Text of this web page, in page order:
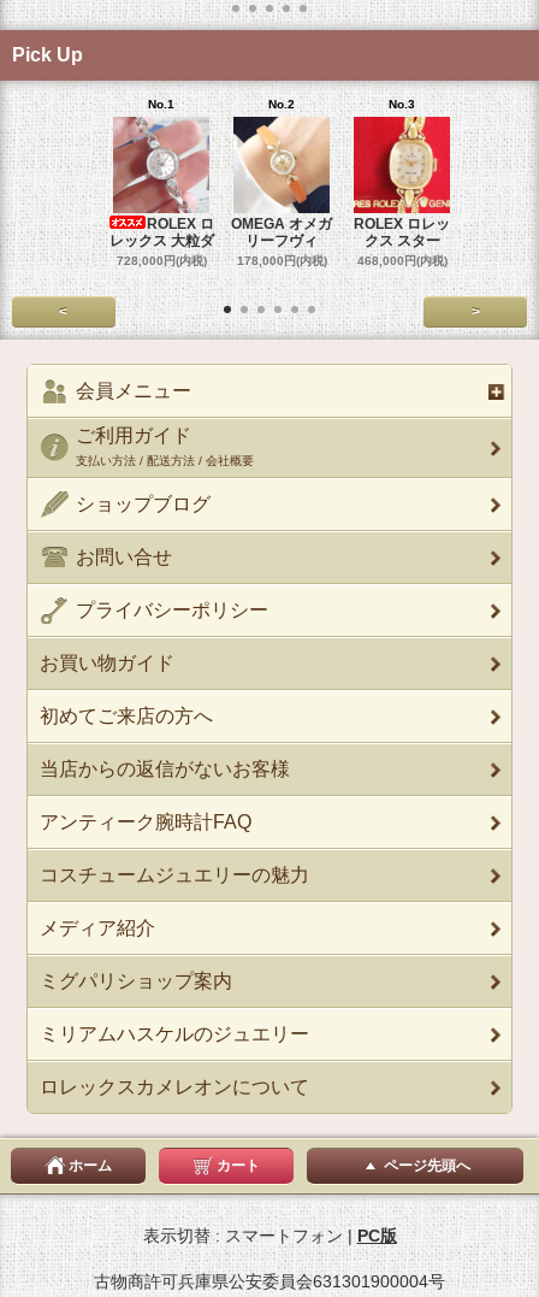
Pick Up
No.1
ROLEX ロ
レックス 大粒ダ
728,000円(内税)
No.2
OMEGA オメガ
リーフヴィ
178,000円(内税)
No.3
ROLEX ロレッ
クス スター
468,000円(内税)
No.4
ROLEX
クス
458,000円
< >
会員メニュー
ご利用ガイド
支払い方法 / 配送方法 / 会社概要
ショップブログ
お問い合せ
プライバシーポリシー
お買い物ガイド
初めてご来店の方へ
当店からの返信がないお客様
アンティーク腕時計FAQ
コスチュームジュエリーの魅力
メディア紹介
ミグパリショップ案内
ミリアムハスケルのジュエリー
ロレックスカメレオンについて
ホーム カート ページ先頭へ
表示切替 : スマートフォン |PC版
古物商許可兵庫県公安委員会631301900004号